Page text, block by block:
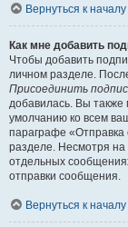
Вернуться к началу
Как мне добавить
Чтобы добавить
личном разделе.
Присоединить
добавилась. Вы
умолчанию ко всем
параграфе
разделе. Несмотря на
отдельных
отправки сообщения.
Вернуться к началу